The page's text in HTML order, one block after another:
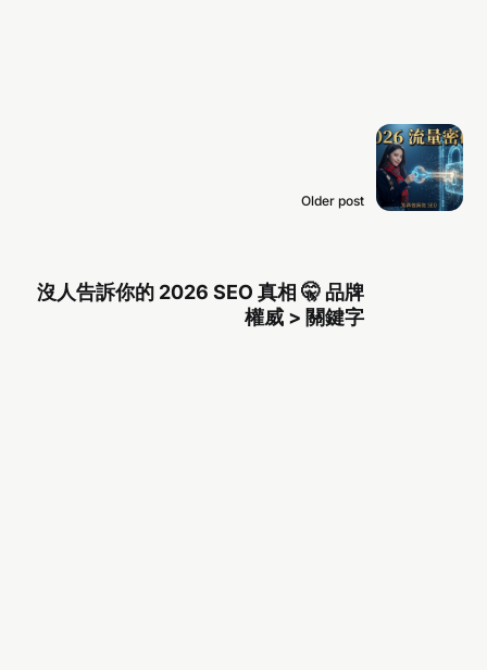
Older post
沒人告訴你的 2026 SEO 真相 🤫 品牌
權威 > 關鍵字